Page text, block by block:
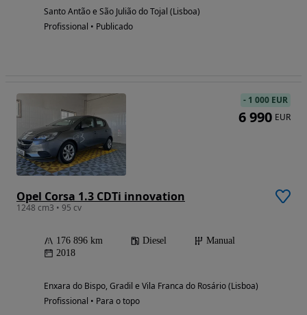
Santo Antão e São Julião do Tojal (Lisboa)
Profissional • Publicado
Opel Corsa 1.3 CDTi innovation
1248 cm3 • 95 cv
176 896 km Diesel
Manual
2018
Enxara do Bispo, Gradil e Vila Franca do Rosário (Lisboa)
Profissional • Para o topo
- 1 000 EUR
6 990 EUR